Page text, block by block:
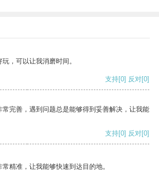
，可以让我消磨时间。
支持[0] 反对[0]
常完善，遇到问题总是能够得到妥善解决，让我能
支持[0] 反对[0]
精准，让我能够快速到达目的地。